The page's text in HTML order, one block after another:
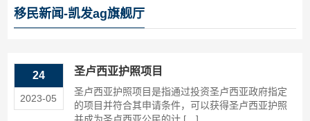
移民新闻-凯发ag旗舰厅
24
2023-05
圣卢西亚护照项目
圣卢西亚护照项目是指通过投资圣卢西亚政府指定
的项目并符合其申请条件，可以获得圣卢西亚护照